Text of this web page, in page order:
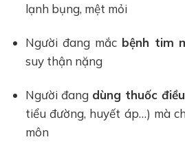
lạnh bụng, mệt mỏi
Người đang mắc bệnh tim
suy thận nặng
Người đang dùng thuốc
tiểu đường, huyết áp…) mà
môn